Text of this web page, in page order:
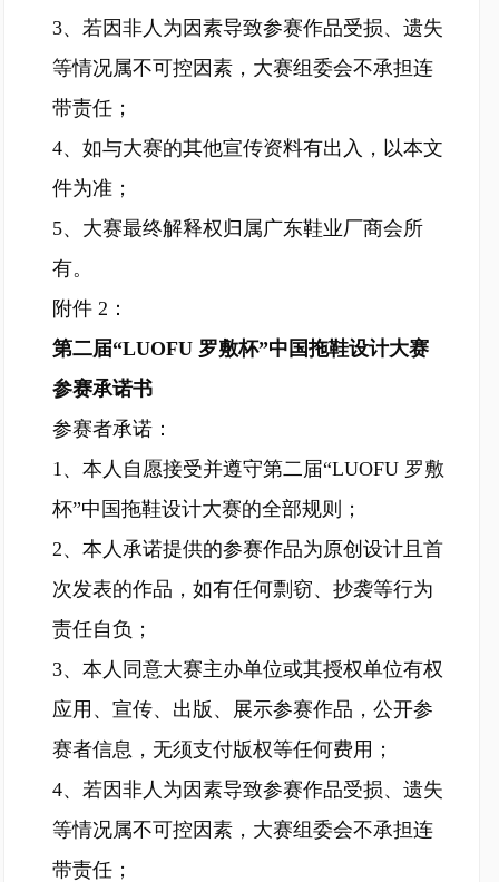
3、若因非人为因素导致参赛作品受损、遗失
等情况属不可控因素，大赛组委会不承担连
带责任；
4、如与大赛的其他宣传资料有出入，以本文
件为准；
5、大赛最终解释权归属广东鞋业厂商会所
有。
附件 2：
第二届“LUOFU 罗敷杯”中国拖鞋设计大赛
参赛承诺书
参赛者承诺：
1、本人自愿接受并遵守第二届“LUOFU 罗敷
杯”中国拖鞋设计大赛的全部规则；
2、本人承诺提供的参赛作品为原创设计且首
次发表的作品，如有任何剽窃、抄袭等行为
责任自负；
3、本人同意大赛主办单位或其授权单位有权
应用、宣传、出版、展示参赛作品，公开参
赛者信息，无须支付版权等任何费用；
4、若因非人为因素导致参赛作品受损、遗失
等情况属不可控因素，大赛组委会不承担连
带责任；